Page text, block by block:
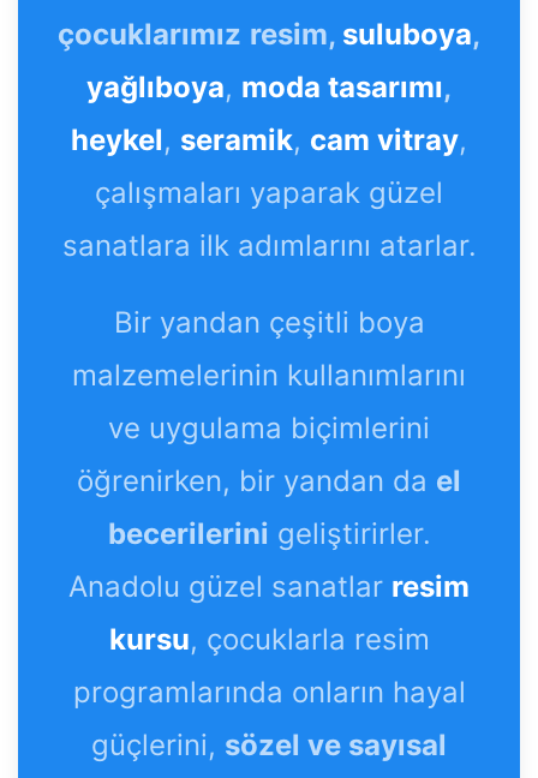
çocuklarımız resim, suluboya,
yağlıboya, moda tasarımı,
heykel, seramik, cam vitray,
çalışmaları yaparak güzel
sanatlara ilk adımlarını atarlar.
Bir yandan çeşitli boya
malzemelerinin kullanımlarını
ve uygulama biçimlerini
öğrenirken, bir yandan da el
becerilerini geliştirirler.
Anadolu güzel sanatlar resim
kursu, çocuklarla resim
programlarında onların hayal
güçlerini, sözel ve sayısal